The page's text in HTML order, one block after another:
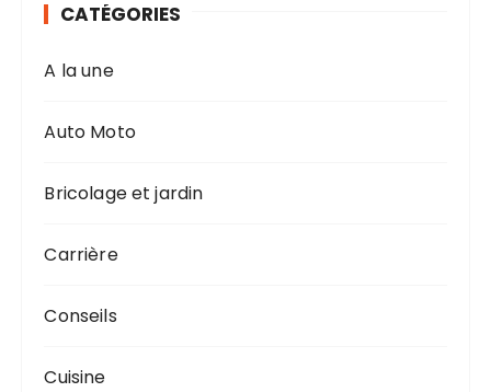
CATÉGORIES
A la une
Auto Moto
Bricolage et jardin
Carrière
Conseils
Cuisine